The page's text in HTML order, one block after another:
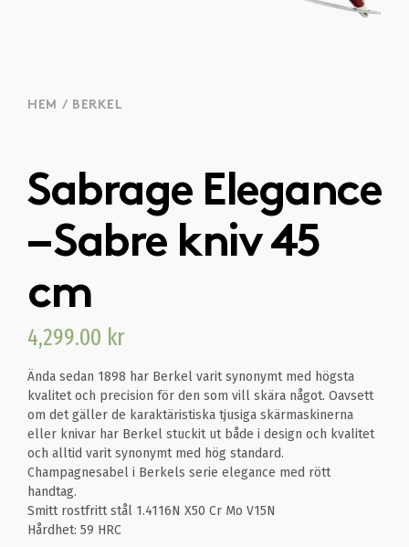
HEM / BERKEL
Sabrage Elegance
– Sabre kniv 45
cm
4,299.00 kr
Ända sedan 1898 har Berkel varit synonymt med högsta
kvalitet och precision för den som vill skära något. Oavsett
om det gäller de karaktäristiska tjusiga skärmaskinerna
eller knivar har Berkel stuckit ut både i design och kvalitet
och alltid varit synonymt med hög standard.
Champagnesabel i Berkels serie elegance med rött
handtag.
Smitt rostfritt stål 1.4116N X50 Cr Mo V15N
Hårdhet: 59 HRC